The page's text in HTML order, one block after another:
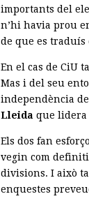
importants del
n’hi havia prou
de que es traduís
En el cas de CiU
Mas i del seu
independència
Lleida que lidera
Els dos fan
vegin com
divisions. I això
enquestes